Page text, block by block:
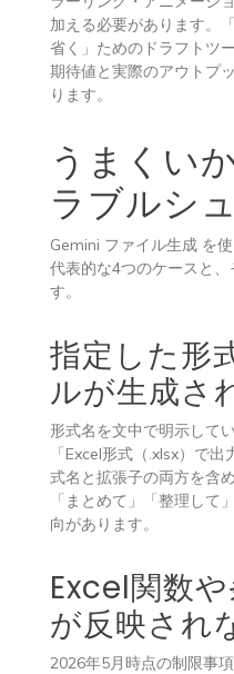
加える必要があります。
省く」ためのドラフトツ
期待値と実際のアウトプ
ります。
うまくい
ラブルシ
Gemini ファイル生成 を
代表的な4つのケースと
す。
指定した形
ルが生成さ
形式名を文中で明示して
「Excel形式（.xlsx）で
式名と拡張子の両方を含
「まとめて」「整理して
向があります。
Excel関数
が反映され
2026年5月時点の制限事